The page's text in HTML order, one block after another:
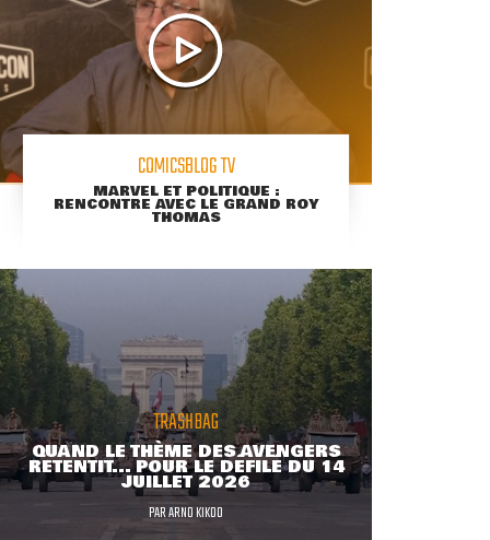
COMICSBLOG TV
MARVEL ET POLITIQUE :
RENCONTRE AVEC LE GRAND ROY
THOMAS
TRASHBAG
QUAND LE THÈME DES AVENGERS
RETENTIT... POUR LE DÉFILÉ DU 14
JUILLET 2026
PARARNO KIKOO